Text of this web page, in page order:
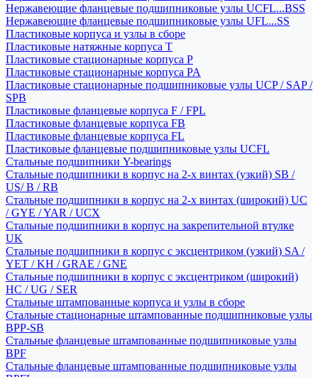
Нержавеющие фланцевые подшипниковые узлы UCFL...BSS
Нержавеющие фланцевые подшипниковые узлы UFL...SS
Пластиковые корпуса и узлы в сборе
Пластиковые натяжные корпуса T
Пластиковые стационарные корпуса P
Пластиковые стационарные корпуса PA
Пластиковые стационарные подшипниковые узлы UCP / SAP /
SPB
Пластиковые фланцевые корпуса F / FPL
Пластиковые фланцевые корпуса FB
Пластиковые фланцевые корпуса FL
Пластиковые фланцевые подшипниковые узлы UCFL
Стальные подшипники Y-bearings
Стальные подшипники в корпус на 2-х винтах (узкий) SB /
US/ B / RB
Стальные подшипники в корпус на 2-х винтах (широкий) UC
/ GYE / YAR / UCX
Стальные подшипники в корпус на закрепительной втулке
UK
Стальные подшипники в корпус с эксцентриком (узкий) SA /
YET / KH / GRAE / GNE
Стальные подшипники в корпус с эксцентриком (широкий)
HC / UG / SER
Стальные штампованные корпуса и узлы в сборе
Стальные стационарные штампованные подшипниковые узлы
BPP-SB
Стальные фланцевые штампованные подшипниковые узлы
BPF
Стальные фланцевые штампованные подшипниковые узлы